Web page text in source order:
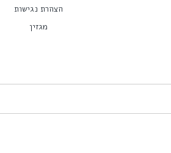
הצהרת נגישות
מגזין